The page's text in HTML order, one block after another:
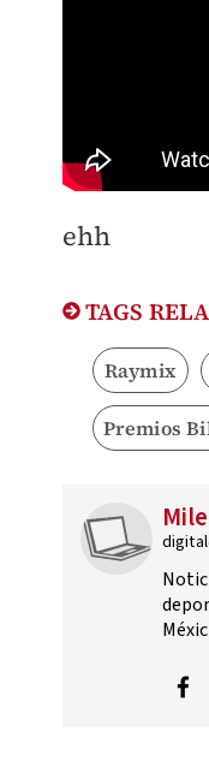
ehh
TAGS
Raymix
Premios